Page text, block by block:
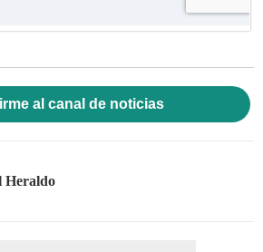
al canal de noticias
Heraldo